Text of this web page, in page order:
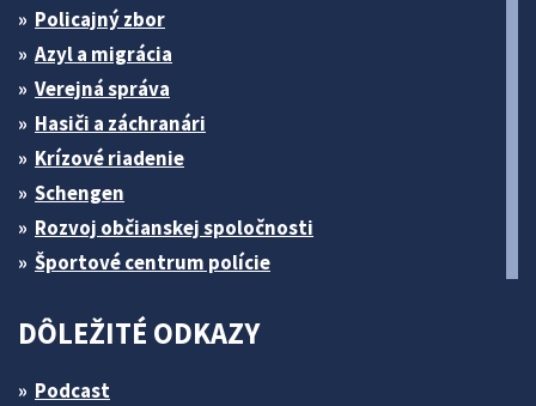
Policajný zbor
Azyl a migrácia
Verejná správa
Hasiči a záchranári
Krízové riadenie
Schengen
Rozvoj občianskej spoločnosti
Športové centrum polície
DÔLEŽITÉ ODKAZY
Podcast